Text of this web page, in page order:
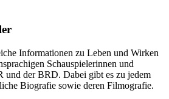
Informationen zu Leben und Wirken
Schauspielerinnen und
und der BRD. Dabei gibt es zu jedem
Biografie sowie deren Filmografie.